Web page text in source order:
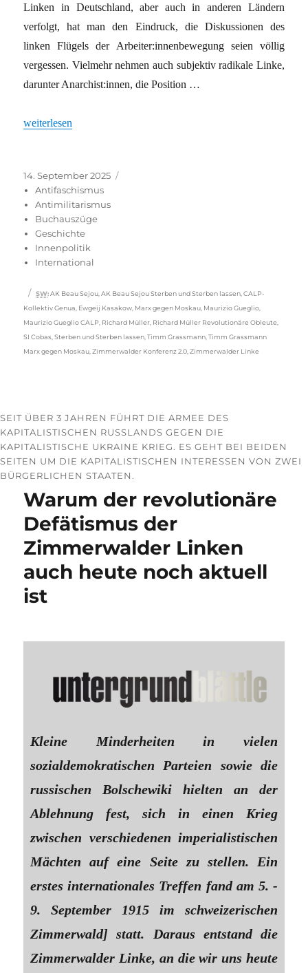
Linken in Deutschland, aber auch in anderen Ländern
verfolgt, hat man den Eindruck, die Diskussionen des
linken Flügels der Arbeiter:innenbewegung seien völlig
vergessen. Vielmehr nehmen auch subjektiv radikale Linke,
darunter Anarchist:innen, die Position …
„Zimmerwalder Konferenz 1915 –Lehren für heute“
weiterlesen
Veröffentlicht
am
14. September 2025
Antifaschismus
Antimilitarismus
Buchauszüge
Geschichte
Innenpolitik
International
Schlagwörter
SW: AK Beau Sejou ,AK Beau Sejou Sterben und Sterben lassen ,CALP-
Kollektiv Genua Ewgeij Kasakow Marx gegen Moskau Maurizio Gueglio
Maurizio Gueglio CALP Richard Müller Richard Müller Revolutionäre Obleute
SI Cobas ,Sterben und Sterben lassen ,Timm Grassmann ,Timm Grassmann
Marx gegen Moskau ,Zimmerwalder Konferenz 2.0 ,Zimmerwalder Linke
SEIT ÜBER 3 JAHREN FÜHRT DIE ARMEE DES
KAPITALISTISCHEN RUSSLANDS GEGEN DIE
KAPITALISTISCHE UKRAINE KRIEG. ES GEHT BEI BEIDEN
SEITEN UM DIE KAPITALISTISCHEN INTERESSEN VON ZWEI
BÜRGERLICHEN STAATEN.
Warum der revolutionäre
Defätismus der
Zimmerwalder Linken
auch heute noch aktuell
ist
Kleine Minderheiten in vielen
sozialdemokratischen Parteien sowie die
russischen Bolschewiki hielten an der
Ablehnung fest, sich in einen Krieg
zwischen verschiedenen imperialistischen
Mächten auf eine Seite zu stellen. Ein
erstes internationales Treffen fand am 5. -
9. September 1915 im schweizerischen
Zimmerwald] statt. Daraus entstand die
Zimmerwalder Linke, an die wir uns heute